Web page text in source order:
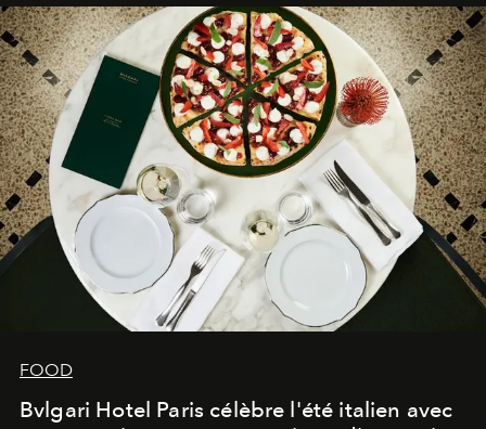
FOOD
Bvlgari Hotel Paris célèbre l'été italien avec